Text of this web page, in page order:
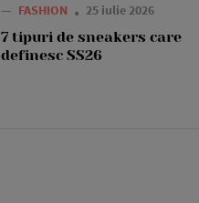
— FASHION 25 iulie 2026
7 tipuri de sneakers care
definesc SS26